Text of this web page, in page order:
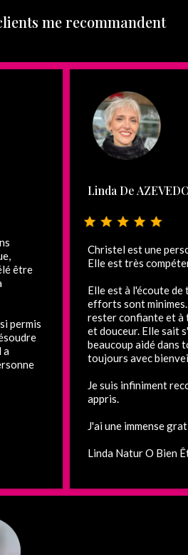
me recommandent
être
permis
a
Linda De
Christel est une
Elle est très
Elle est à l'écoute de
efforts sont
rester confiante et à
et douceur. Elle sait
beaucoup aidé dans
toujours avec
Je suis infiniment
appris.
J'ai une immense
Linda Natur O Bien